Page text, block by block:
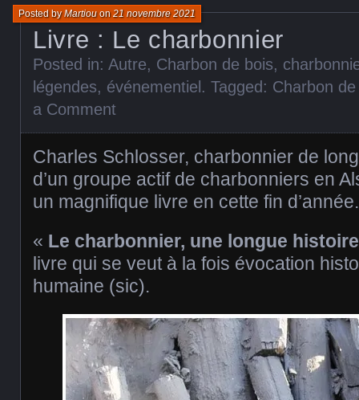
Livre : Le charbonnier
Posted byMartiouon21 novembre 2021
Posted in: Autre, Charbon de bois,
légendes, événementiel . Tagged: Charbon
a Comment
Charles Schlosser, charbonnier de
d’un groupe actif de charbonniers en
un magnifique livre en cette fin d’année.
« Le charbonnier, une longue histoire
livre qui se veut à la fois évocation
humaine (sic).